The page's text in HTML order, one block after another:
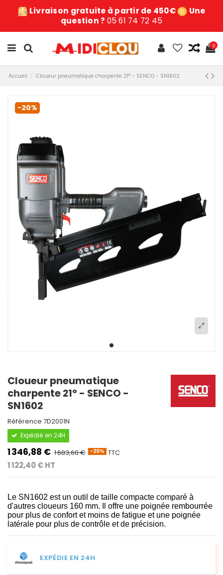
Livraison gratuite à partir de 450€
Une
question ? 05 61 74 72 45
0
Accueil Cloueur pneumatique charpente 21° - SENCO - SN1602
-20%
Cloueur pneumatique
charpente 21° - SENCO -
SN1602
Référence 7D2001N
Expédié en 24H
1 346,88 € 1 683,60 € -20% TTC
1 122,40 € HT
Le SN1602 est un outil de taille compacte comparé à
d'autres cloueurs 160 mm. Il offre une poignée rembourrée
pour plus de confort et moins de fatigue et une poignée
latérale pour plus de contrôle et de précision.
EXPÉDIE EN 24H